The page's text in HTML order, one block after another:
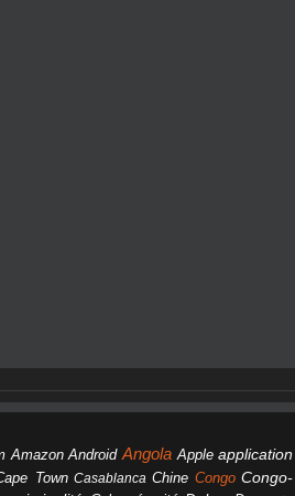
Amazon Android Angola Apple application
Town Casablanca Chine Congo Congo-